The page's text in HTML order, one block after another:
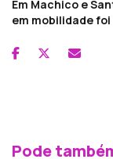
Em Machico e
em mobilidade
Pode